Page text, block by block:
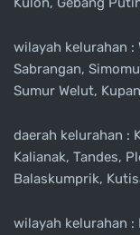
wilayah kelurahan :
Sabrangan,
Sumur Welut,
daerah kelurahan :
Kalianak, Tandes,
Balaskumprik,
wilayah kelurahan :